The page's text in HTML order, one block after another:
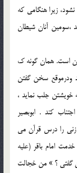
زيرا هنگامي که
،سومين آنان شيطان
است. همان گونه ک
ودرموقع سخن گفتن
خويشتن جلب نمايد ،
کند . ابوبصير
زني را درس قرآن مي
امام باقر (عليه
گفتي ؟ » من خجالت